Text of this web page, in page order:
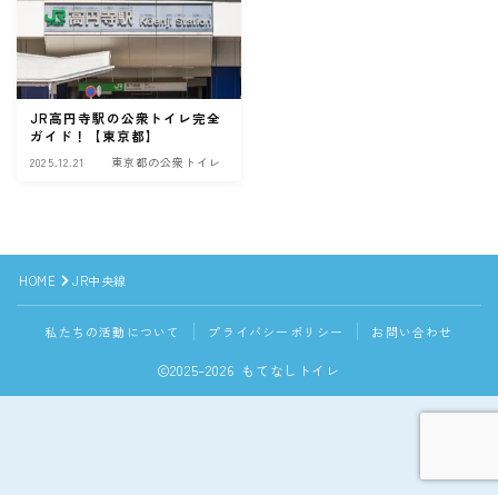
JR高円寺駅の公衆トイレ完全
ガイド！【東京都】
2025.12.21 東京都の公衆トイレ
HOME JR中央線
私たちの活動について プライバシーポリシー お問い合わせ
2025–2026 もてなしトイレ